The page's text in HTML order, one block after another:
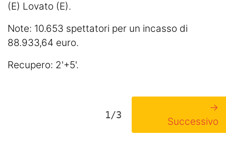
(E) Lovato (E).
Note: 10.653 spettatori per un incasso di
88.933,64 euro.
Recupero: 2'+5'.
1/3
→
Successivo